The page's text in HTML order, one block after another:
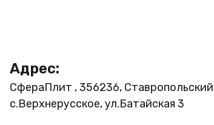
Адрес:
СфераПлит , 356236,
с.Верхнерусское, ул.Батайская 3